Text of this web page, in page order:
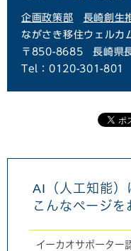
企画政策部
長崎創生
ながさき移住ウェルカ
〒850-8685
長崎県
Tel：0120-301-801
AI（人工知能）
こんなページを
イーカオサポーター